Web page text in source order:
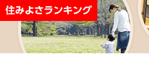
資
用
物
件
取り
金額
試算
会社案内
（電子ブ
ック版）